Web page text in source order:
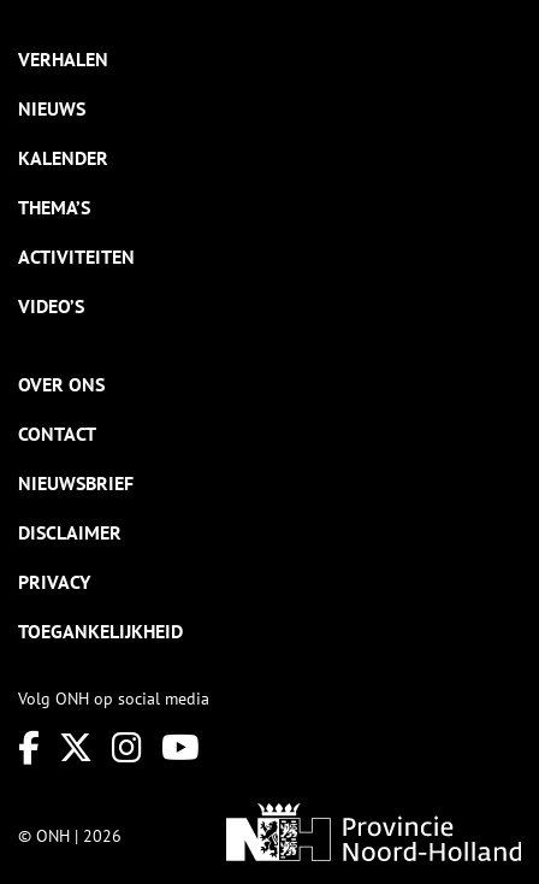
VERHALEN
NIEUWS
KALENDER
THEMA’S
ACTIVITEITEN
VIDEO’S
OVER ONS
CONTACT
NIEUWSBRIEF
DISCLAIMER
PRIVACY
TOEGANKELIJKHEID
Volg ONH op social media
© ONH | 2026